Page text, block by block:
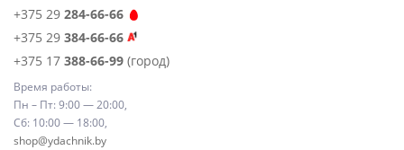
+375 29 284-66-66
+375 29 384-66-66
+375 17 388-66-99 (город)
Время работы:
Пн – Пт: 9:00 — 20:00,
Сб: 10:00 — 18:00,
shop@ydachnik.by